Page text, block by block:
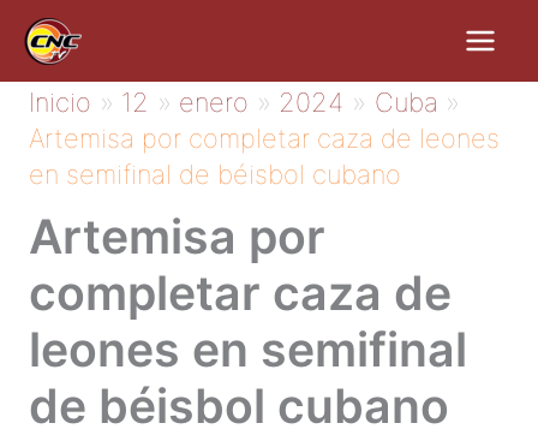
contenido
Inicio 12 enero 2024
Cuba
Artemisa por completar caza de leones
en semifinal de béisbol cubano
Artemisa por
completar caza de
leones en semifinal
de béisbol cubano